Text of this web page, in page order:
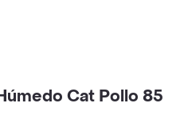
Cat Pollo 85